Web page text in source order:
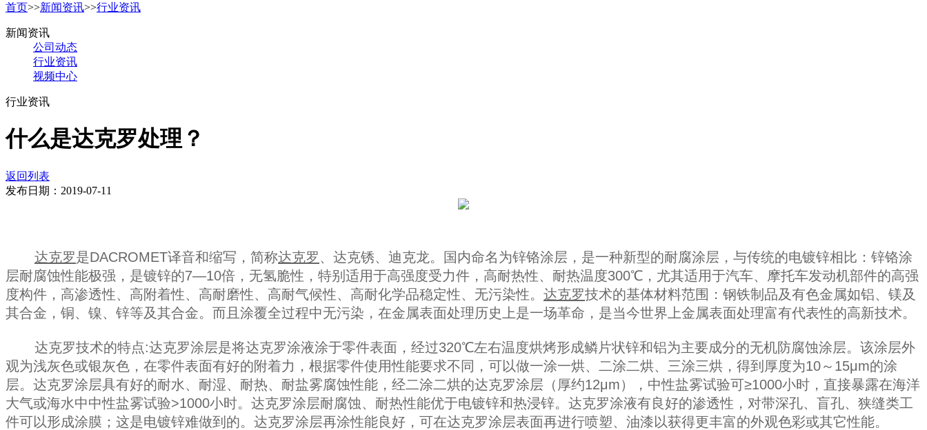
首页>>新闻资讯>>行业资讯
新闻资讯
公司动态
行业资讯
视频中心
行业资讯
什么是达克罗处理？
返回列表
发布日期：2019-07-11
达克罗是DACROMET译音和缩写，简称达克罗、达克锈、迪克龙。国内命名为锌铬涂层，是一种新型的耐腐涂层，与传统的电镀锌相比：锌铬涂
层耐腐蚀性能极强，是镀锌的7—10倍，无氢脆性，特别适用于高强度受力件，高耐热性、耐热温度300℃，尤其适用于汽车、摩托车发动机部件的高强
度构件，高渗透性、高附着性、高耐磨性、高耐气候性、高耐化学品稳定性、无污染性。 达克罗技术的基体材料范围：钢铁制品及有色金属如铝、镁及
其合金，铜、镍、锌等及其合金。而且涂覆全过程中无污染，在金属表面处理历史上是一场革命，是当今世界上金属表面处理富有代表性的高新技术。
达克罗技术的特点:达克罗涂层是将达克罗涂液涂于零件表面，经过320℃左右温度烘烤形成鳞片状锌和铝为主要成分的无机防腐蚀涂层。该涂层外
观为浅灰色或银灰色，在零件表面有好的附着力，根据零件使用性能要求不同，可以做一涂一烘、二涂二烘、三涂三烘，得到厚度为10～15μm的涂
层。达克罗涂层具有好的耐水、耐湿、耐热、耐盐雾腐蚀性能，经二涂二烘的达克罗涂层（厚约12μm），中性盐雾试验可≥1000小时，直接暴露在海洋
大气或海水中中性盐雾试验>1000小时。达克罗涂层耐腐蚀、耐热性能优于电镀锌和热浸锌。达克罗涂液有良好的渗透性，对带深孔、盲孔、狭缝类工
件可以形成涂膜；这是电镀锌难做到的。达克罗涂层再涂性能良好，可在达克罗涂层表面再进行喷塑、油漆以获得更丰富的外观色彩或其它性能。